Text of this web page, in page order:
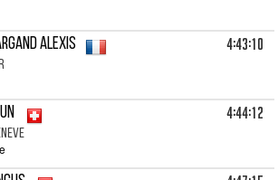
Alexis 4:43:10
4:44:12